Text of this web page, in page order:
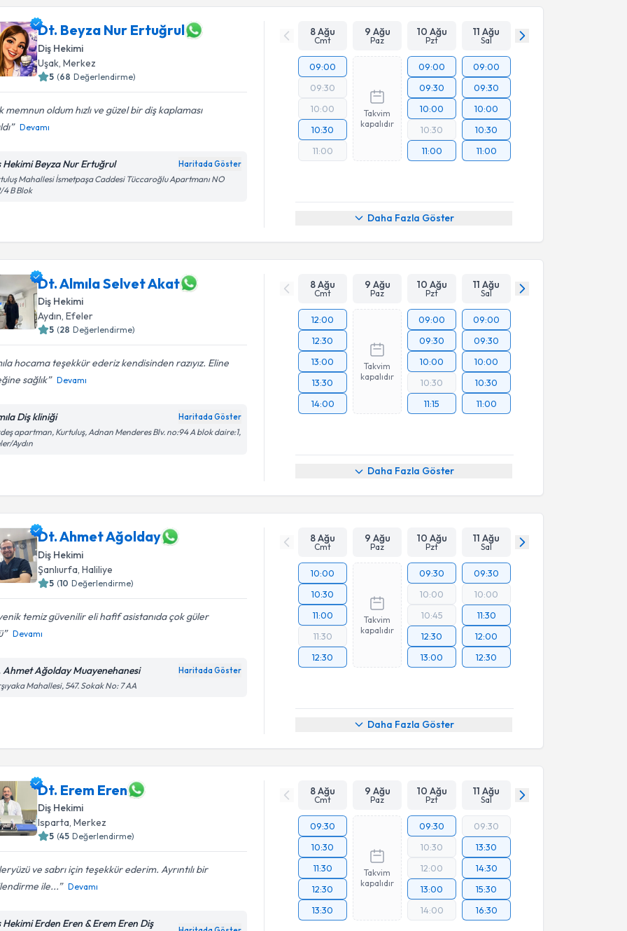
Dt. Beyza Nur Ertuğrul
Diş Hekimi
Uşak , Merkez
5 (68 Değerlendirme)
memnun oldum hızlı ve güzel bir diş kaplaması
Devamı
Hekimi Beyza Nur Ertuğrul Haritada Göster
Mahallesi İsmetpaşa Caddesi Tüccaroğlu Apartmanı NO
4 B Blok
8 Ağu
Cmt
9 Ağu
Paz
10 Ağu
Pzt
11 Ağu
Sal
09:00
09:30
10:00
10:30
11:00
Takvim
kapalıdır
09:00
09:30
10:00
10:30
11:00
09:00
09:30
10:00
10:30
11:00
Daha Fazla Göster
Dt. Almıla Selvet Akat
Diş Hekimi
Aydın, Efeler
5 (28 Değerlendirme)
hocama teşekkür ederiz kendisinden razıyız. Eline
sağlık
Devamı
Diş kliniği Haritada Göster
apartman, Kurtuluş, Adnan Menderes Blv. no:94 A blok daire:1,
Aydın
8 Ağu
Cmt
9 Ağu
Paz
10 Ağu
Pzt
11 Ağu
Sal
12:00
12:30
13:00
13:30
14:00
Takvim
kapalıdır
09:00
09:30
10:00
10:30
11:15
09:00
09:30
10:00
10:30
11:00
Daha Fazla Göster
Dt. Ahmet Ağolday
Diş Hekimi
Şanlıurfa , Haliliye
5 (10 Değerlendirme)
temiz güvenilir eli hafif asistanıda çok güler
Devamı
Ahmet Ağolday Muayenehanesi Haritada Göster
Mahallesi, 547. Sokak No: 7 AA
8 Ağu
Cmt
9 Ağu
Paz
10 Ağu
Pzt
11 Ağu
Sal
10:00
10:30
11:00
11:30
12:30
Takvim
kapalıdır
09:30
10:00
10:45
12:30
13:00
09:30
10:00
11:30
12:00
12:30
Daha Fazla Göster
Dt. Erem Eren
Diş Hekimi
Isparta, Merkez
5 (45 Değerlendirme)
ve sabrı için teşekkür ederim. Ayrıntılı bir
ile...
Devamı
Hekimi Erden Eren & Erem Eren Diş
8 Ağu
Cmt
9 Ağu
Paz
10 Ağu
Pzt
11 Ağu
Sal
09:30
10:30
11:30
12:30
13:30
Takvim
kapalıdır
09:30
10:30
12:00
13:00
14:00
09:30
13:30
14:30
15:30
16:30